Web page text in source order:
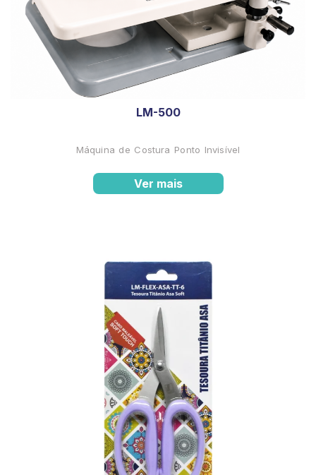
LM-500
Máquina de Costura Ponto Invisível
Ver mais